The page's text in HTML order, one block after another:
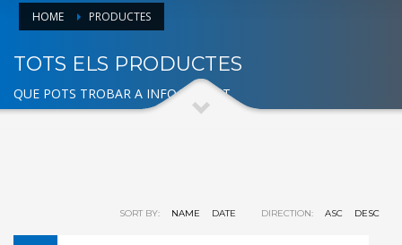
HOME PRODUCTES
TOTS ELS PRODUCTES
QUE POTS TROBAR A INFOACTIVA'T
SORT BY: NAME DATE DIRECTION: ASC DESC